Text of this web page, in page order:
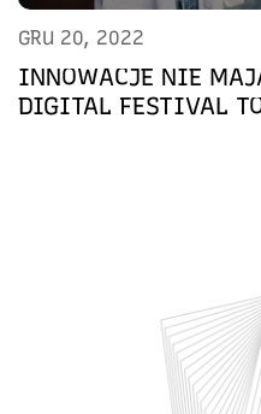
GRU 20, 2022
INNOWACJE NIE
DIGITAL FESTIVAL